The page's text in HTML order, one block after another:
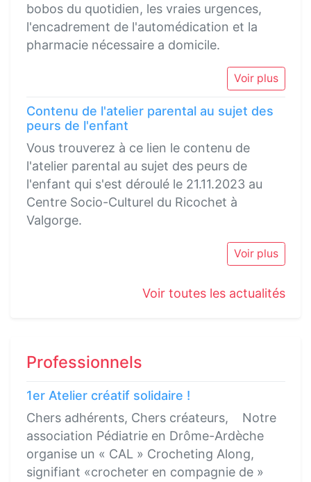
bobos du quotidien, les vraies urgences,
l'encadrement de l'automédication et la
pharmacie nécessaire a domicile.
Voir plus
Contenu de l'atelier parental au sujet des
peurs de l'enfant
Vous trouverez à ce lien le contenu de
l'atelier parental au sujet des peurs de
l'enfant qui s'est déroulé le 21.11.2023 au
Centre Socio-Culturel du Ricochet à
Valgorge.
Voir plus
Voir toutes les actualités
Professionnels
1er Atelier créatif solidaire !
Chers adhérents, Chers créateurs, Notre
association Pédiatrie en Drôme-Ardèche
organise un « CAL » Crocheting Along,
signifiant «crocheter en compagnie de »